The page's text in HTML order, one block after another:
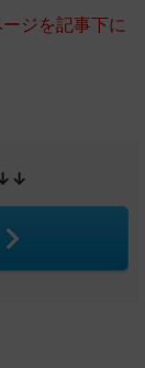
ジを記事下に